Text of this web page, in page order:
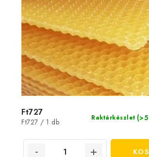
Raktárkészlet
Ft727
Egységár:
Ft727 / 1 db